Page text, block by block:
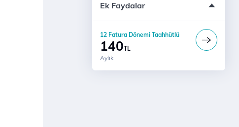
Ek Faydalar
12 Fatura Dönemi Taahhütlü
140TL
Aylık